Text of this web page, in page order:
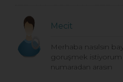
Mecit
Merhaba nasılsın
goruşmek istiyorum
numaradan arasın